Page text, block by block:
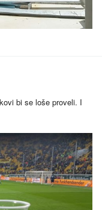
bi se loše proveli. I